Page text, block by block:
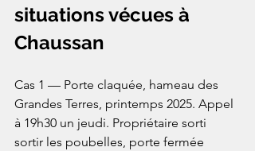
situations vécues à
Chaussan
Cas 1 — Porte claquée, hameau des
Grandes Terres, printemps 2025. Appel
à 19h30 un jeudi. Propriétaire sorti
sortir les poubelles, porte fermée